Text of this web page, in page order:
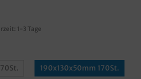
1-3 Tage
190x130x50mm 170St.